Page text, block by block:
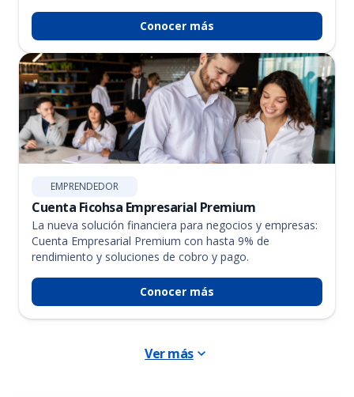
Conocer más
EMPRENDEDOR
Cuenta Ficohsa Empresarial Premium
La nueva solución financiera para negocios y empresas:
Cuenta Empresarial Premium con hasta 9% de
rendimiento y soluciones de cobro y pago.
Conocer más
Ver más